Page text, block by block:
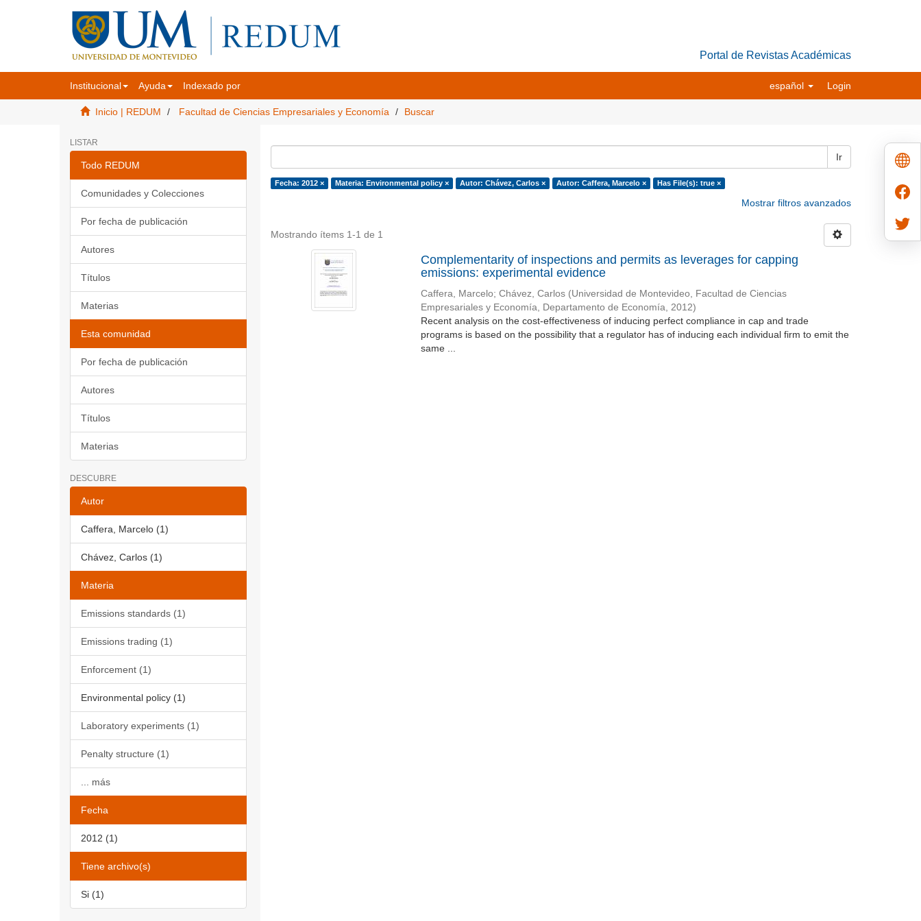
Portal de Revistas Académicas
Institucional Ayuda Indexado por español Login
Inicio | REDUM Facultad de Ciencias Empresariales y Economía Buscar
LISTAR
Todo REDUM
Comunidades y Colecciones
Por fecha de publicación
Autores
Títulos
Materias
Esta comunidad
Por fecha de publicación
Autores
Títulos
Materias
DESCUBRE
Autor
Caffera, Marcelo (1)
Chávez, Carlos (1)
Materia
Emissions standards (1)
Emissions trading (1)
Enforcement (1)
Environmental policy (1)
Laboratory experiments (1)
Penalty structure (1)
... más
Fecha
2012 (1)
Tiene archivo(s)
Si (1)
Ir
Fecha: 2012 × Materia: Environmental policy × Autor: Chávez, Carlos × Autor: Caffera, Marcelo × Has File(s): true ×
Mostrar filtros avanzados
Mostrando ítems 1-1 de 1
Complementarity of inspections and permits as leverages for capping
emissions: experimental evidence
Caffera, Marcelo; Chávez, Carlos (Universidad de Montevideo, Facultad de Ciencias
Empresariales y Economía, Departamento de Economía, 2012)
Recent analysis on the cost-effectiveness of inducing perfect compliance in cap and trade
programs is based on the possibility that a regulator has of inducing each individual firm to emit the
same ...